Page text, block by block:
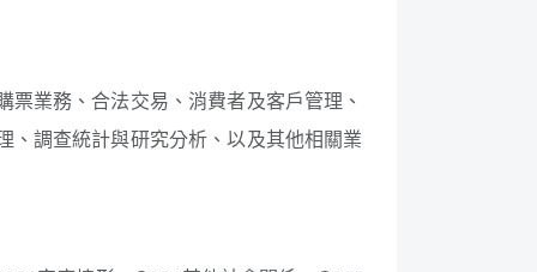
業務、合法交易、消費者及客戶管理、
調查統計與研究分析、以及其他相關業